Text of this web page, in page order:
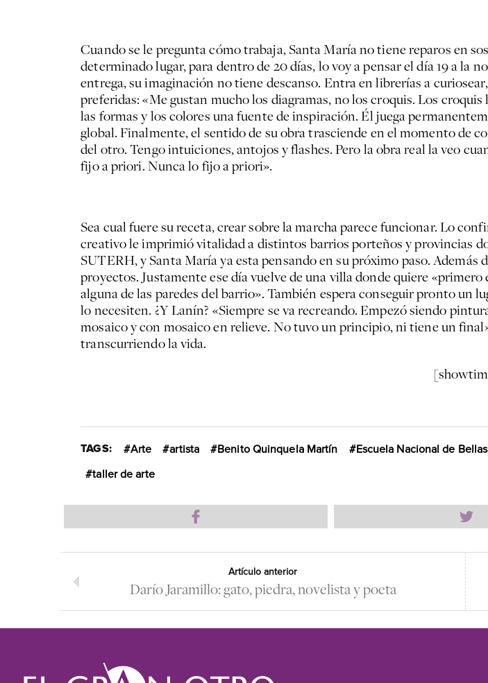
Cuando se le pregunta cómo trabaja, Santa María no tiene reparos en
determinado lugar, para dentro de 20 días, lo voy a pensar el día 19 a la
entrega, su imaginación no tiene descanso. Entra en librerías a
preferidas: «Me gustan mucho los diagramas, no los croquis. Los
las formas y los colores una fuente de inspiración. Él juega
global. Finalmente, el sentido de su obra trasciende en el momento de
del otro. Tengo intuiciones, antojos y flashes. Pero la obra real la veo
fijo a priori. Nunca lo fijo a priori».
Sea cual fuere su receta, crear sobre la marcha parece funcionar. Lo
creativo le imprimió vitalidad a distintos barrios porteños y provincias
SUTERH, y Santa María ya esta pensando en su próximo paso.
proyectos. Justamente ese día vuelve de una villa donde quiere
alguna de las paredes del barrio». También espera conseguir pronto un
lo necesiten. ¿Y Lanín? «Siempre se va recreando. Empezó siendo
mosaico y con mosaico en relieve. No tuvo un principio, ni tiene un
transcurriendo la vida.
TAGS: Arte artista Benito Quinquela Martín Escuela Nacional de
taller de arte
Artículo anterior
Darío Jaramillo: gato, piedra, novelista y poeta